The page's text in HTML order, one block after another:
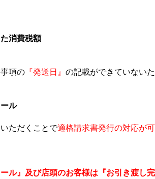
消費税額
項の 『発送日』 の記載ができていないた
ル
いただくことで適格請求書発行の対応が可
ール』及び店頭のお客様は『お引き渡し完